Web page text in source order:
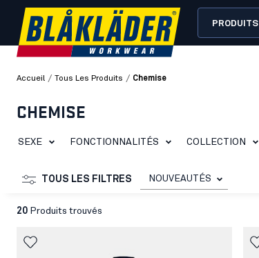
PRODUITS
Accueil / Tous Les Produits / Chemise
CHEMISE
SEXE FONCTIONNALITÉS COLLECTION
TOUS LES FILTRES NOUVEAUTÉS
20 Produits trouvés